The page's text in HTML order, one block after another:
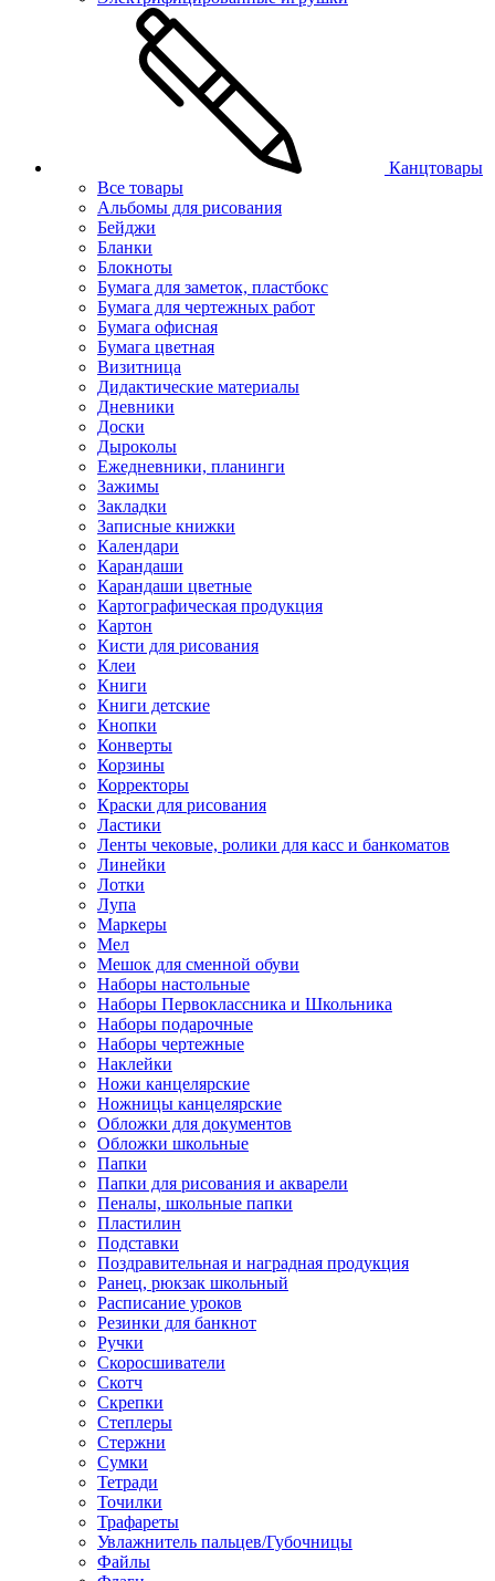
Канцтовары
Все товары
Альбомы для рисования
Бейджи
Бланки
Блокноты
Бумага для заметок, пластбокс
Бумага для чертежных работ
Бумага офисная
Бумага цветная
Визитница
Дидактические материалы
Дневники
Доски
Дыроколы
Ежедневники, планинги
Зажимы
Закладки
Записные книжки
Календари
Карандаши
Карандаши цветные
Картографическая продукция
Картон
Кисти для рисования
Клеи
Книги
Книги детские
Кнопки
Конверты
Корзины
Корректоры
Краски для рисования
Ластики
Ленты чековые, ролики для касс и банкоматов
Линейки
Лотки
Лупа
Маркеры
Мел
Мешок для сменной обуви
Наборы настольные
Наборы Первоклассника и Школьника
Наборы подарочные
Наборы чертежные
Наклейки
Ножи канцелярские
Ножницы канцелярские
Обложки для документов
Обложки школьные
Папки
Папки для рисования и акварели
Пеналы, школьные папки
Пластилин
Подставки
Поздравительная и наградная продукция
Ранец, рюкзак школьный
Расписание уроков
Резинки для банкнот
Ручки
Скоросшиватели
Скотч
Скрепки
Степлеры
Стержни
Сумки
Тетради
Точилки
Трафареты
Увлажнитель пальцев/Губочницы
Файлы